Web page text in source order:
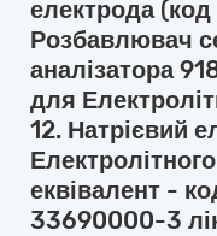
електрода
Розбавлювач
аналізатора
для
12. Натрієвий
еквівалент -
33690000-3